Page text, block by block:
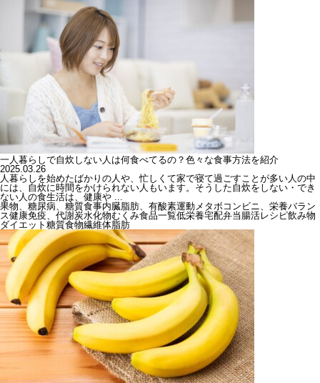
一人暮らしで自炊しない人は何食べてるの？色々な食事方法を紹介
2025.03.26
人暮らしを始めたばかりの人や、忙しくて家で寝て過ごすことが多い人の中
には、自炊に時間をかけられない人もいます。そうした自炊をしない・でき
ない人の食生活は、健康や ...
果物、糖尿病、糖質食事内臓脂肪、有酸素運動メタボコンビニ、栄養バラン
ス健康免疫、代謝炭水化物むくみ食品一覧低栄養宅配弁当 腸活レシピ飲み物
ダイエット 糖質食物繊維体脂肪